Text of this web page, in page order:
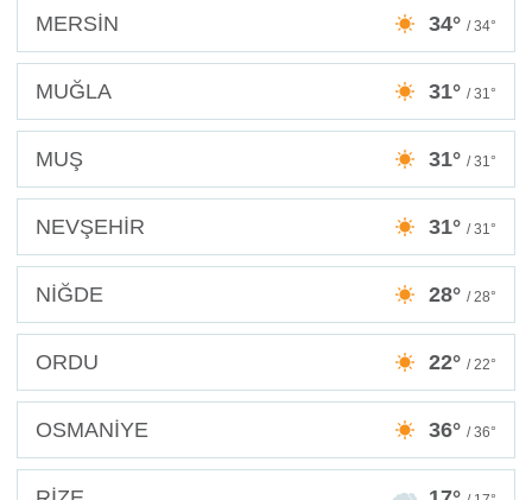
MERSİN 34° / 34°
MUĞLA 31° / 31°
MUŞ 31° / 31°
NEVŞEHİR 31° / 31°
NİĞDE 28° / 28°
ORDU 22° / 22°
OSMANİYE 36° / 36°